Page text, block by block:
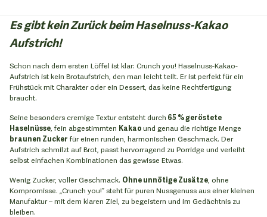
Es gibt kein Zurück beim Haselnuss-Kakao
Aufstrich!
Schon nach dem ersten Löffel ist klar: Crunch you! Haselnuss-Kakao-
Aufstrich ist kein Brotaufstrich, den man leicht teilt. Er ist perfekt für ein
Frühstück mit Charakter oder ein Dessert, das keine Rechtfertigung
braucht.
Seine besonders cremige Textur entsteht durch 65 % geröstete
Haselnüsse , fein abgestimmten Kakaound genau die richtige Menge
braunen Zucker für einen runden, harmonischen Geschmack. Der
Aufstrich schmilzt auf Brot, passt hervorragend zu Porridge und verleiht
selbst einfachen Kombinationen das gewisse Etwas.
Wenig Zucker, voller Geschmack. Ohne unnötige Zusätze , ohne
Kompromisse. „Crunch you!” steht für puren Nussgenuss aus einer kleinen
Manufaktur – mit dem klaren Ziel, zu begeistern und im Gedächtnis zu
bleiben.